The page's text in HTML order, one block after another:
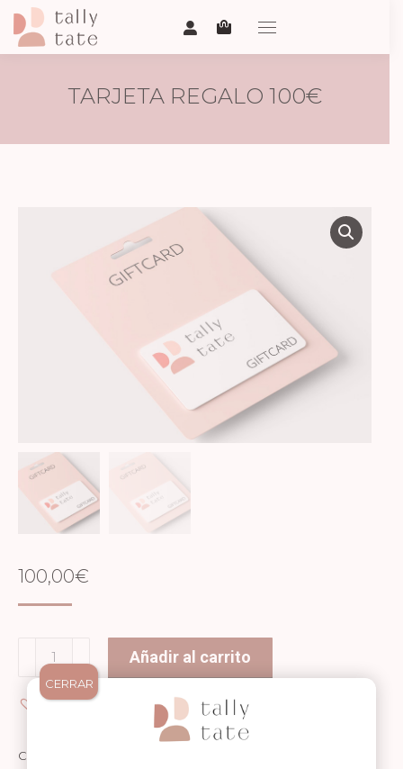
TARJETA REGALO 100€
100,00€
Tarjeta
Regalo
100€
Añadir al carrito
Añadir a Wishlist
Categoría:
CERRAR